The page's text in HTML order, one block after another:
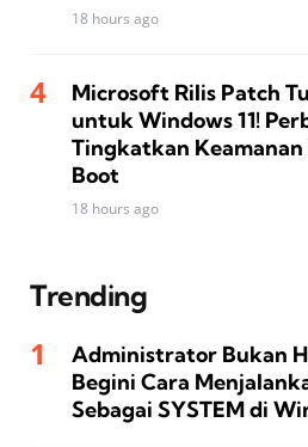
18 hours ago
Microsoft Rilis Patch
untuk Windows 11!
Tingkatkan Keamanan
Boot
18 hours ago
Trending
Administrator Bukan
Begini Cara
Sebagai SYSTEM di